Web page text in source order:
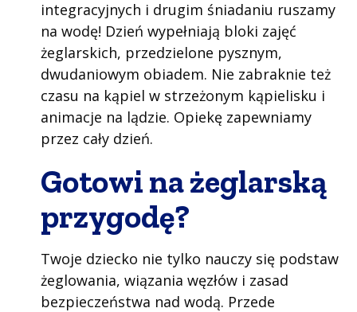
integracyjnych i drugim śniadaniu ruszamy
na wodę! Dzień wypełniają bloki zajęć
żeglarskich, przedzielone pysznym,
dwudaniowym obiadem. Nie zabraknie też
czasu na kąpiel w strzeżonym kąpielisku i
animacje na lądzie. Opiekę zapewniamy
przez cały dzień.
Gotowi na żeglarską
przygodę?
Twoje dziecko nie tylko nauczy się podstaw
żeglowania, wiązania węzłów i zasad
bezpieczeństwa nad wodą. Przede